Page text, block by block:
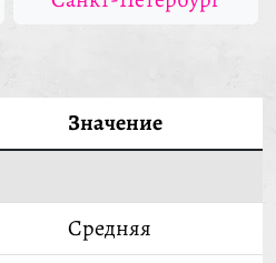
Значение
Средняя